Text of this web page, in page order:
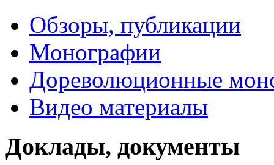
Обзоры, публикации
Монографии
Дореволюционные
Видео материалы
Доклады, документы